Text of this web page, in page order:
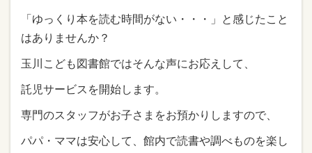
「ゆっくり本を読む時間がない・・・」と感じたこと
はありませんか？
玉川こども図書館ではそんな声にお応えして、
託児サービスを開始します。
専門のスタッフがお子さまをお預かりしますので、
パパ・ママは安心して、館内で読書や調べものを楽し